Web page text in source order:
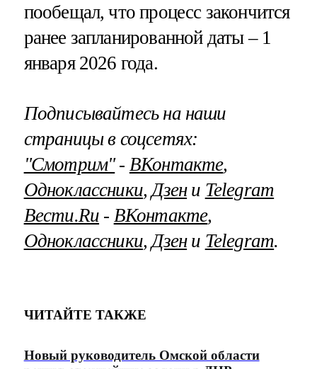
пообещал, что процесс закончится
ранее запланированной даты – 1
января 2026 года.
Подписывайтесь на наши
страницы в соцсетях:
"Смотрим"‐ ВКонтакте,
Одноклассники, Дзени Telegram
Вести.Ru ‐ ВКонтакте,
Одноклассники, Дзени Telegram.
ЧИТАЙТЕ ТАКЖЕ
Новый руководитель Омской области